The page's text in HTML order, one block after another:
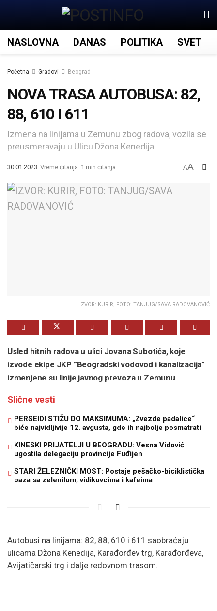
NASLOVNA DANAS POLITIKA SVET
Početna Gradovi Beograd
NOVA TRASA AUTOBUSA: 82,
88, 610 I 611
Izmena na linijama u Zemunu zbog radova, vozila se
preusmeravaju u Ulicu Džona Kenedija
30.01.2023 Vreme čitanja: 1 min čitanja AA
IZVOR: KURIR, FOTO: TANJUG/SAVA RADOVANOVIĆ
Usled hitnih radova u ulici Jovana Subotića, koje
izvode ekipe JKP ”Beogradski vodovod i kanalizacija”
izmenjene su linije javnog prevoza u Zemunu.
Slične vesti
PERSEIDI STIŽU DO MAKSIMUMA: „Zvezde padalice“
biće najvidljivije 12. avgusta, gde ih najbolje posmatrati
KINESKI PRIJATELJI U BEOGRADU: Vesna Vidović
ugostila delegaciju provincije Fuđijen
STARI ŽELEZNIČKI MOST: Postaje pešačko-biciklistička
oaza sa zelenilom, vidikovcima i kafeima
Autobusi na linijama: 82, 88, 610 i 611 saobraćaju
ulicama Džona Kenedija, Karađorđev trg, Karađorđeva,
Avijatičarski trg i dalje redovnom trasom.